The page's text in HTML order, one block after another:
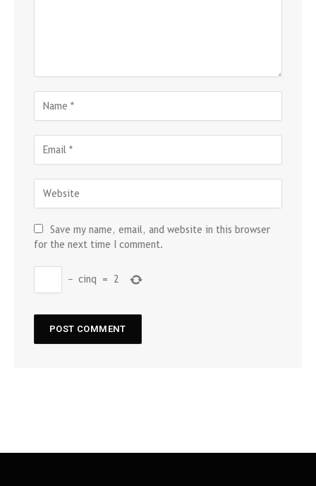
Save my name, email, and website in this browser
for the next time I comment.
− cinq = 2